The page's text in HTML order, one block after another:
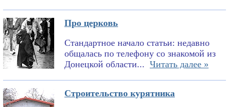
Про церковь
Стандартное начало статьи: недавно
общалась по телефону со знакомой из
Донецкой области... Читать далее »
Строительство курятника